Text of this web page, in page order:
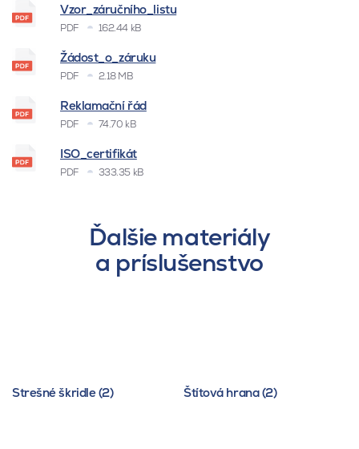
Vzor_záručního_listu
PDF 162.44 kB
Žádost_o_záruku
PDF 2.18 MB
Reklamační řád
PDF 74.70 kB
ISO_certifikát
PDF 333.35 kB
Ďalšie materiály
a príslušenstvo
Strešné škridle (2) Štítová hrana (2)